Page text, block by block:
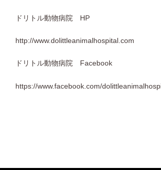
ドリトル動物病院 HP
http://www.dolittleanimalhospital.com
ドリトル動物病院 Facebook
https://www.facebook.com/